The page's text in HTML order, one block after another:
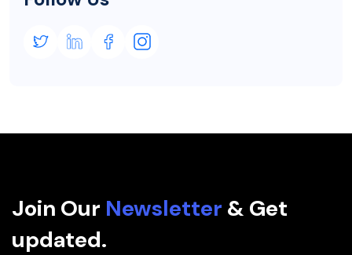
Join Our Newsletter & Get
updated.